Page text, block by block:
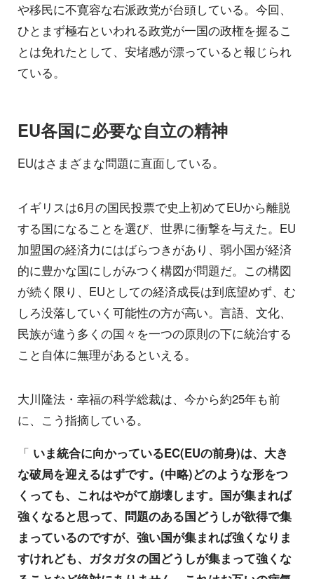
や移民に不寛容な右派政党が台頭している。今回、
ひとまず極右といわれる政党が一国の政権を握るこ
とは免れたとして、安堵感が漂っていると報じられ
ている。
EU各国に必要な自立の精神
EUはさまざまな問題に直面している。
イギリスは6月の国民投票で史上初めてEUから離脱
する国になることを選び、世界に衝撃を与えた。EU
加盟国の経済力にはばらつきがあり、弱小国が経済
的に豊かな国にしがみつく構図が問題だ。この構図
が続く限り、EUとしての経済成長は到底望めず、む
しろ没落していく可能性の方が高い。言語、文化、
民族が違う多くの国々を一つの原則の下に統治する
こと自体に無理があるといえる。
大川隆法・幸福の科学総裁は、今から約25年も前
に、こう指摘している。
「 いま統合に向かっているEC(EUの前身)は、大き
な破局を迎えるはずです。(中略)どのような形をつ
くっても、これはやがて崩壊します。国が集まれば
強くなると思って、問題のある国どうしが欲得で集
まっているのですが、強い国が集まれば強くなりま
すけれども、ガタガタの国どうしが集まって強くな